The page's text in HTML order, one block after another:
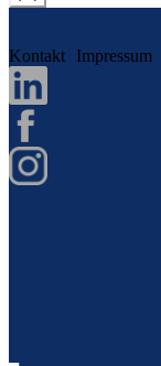
Kontakt Impressum